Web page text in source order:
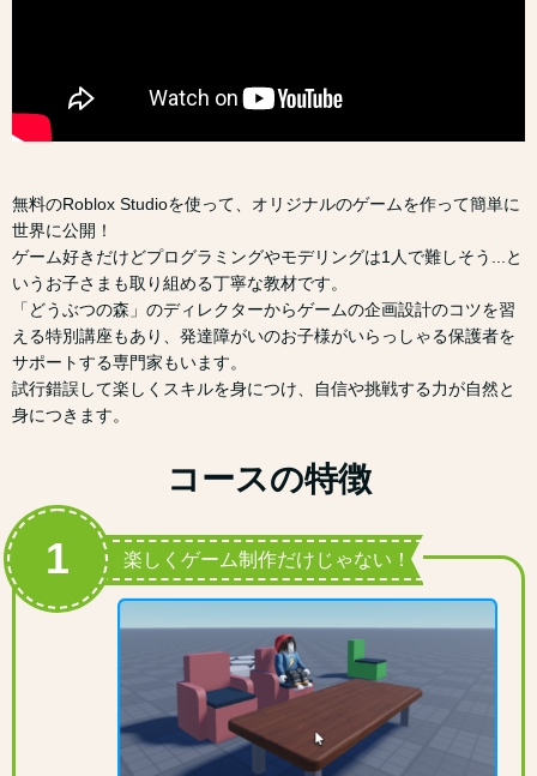
無料のRoblox Studioを使って、オリジナルのゲームを作って簡単に
世界に公開！
ゲーム好きだけどプログラミングやモデリングは1人で難しそう...と
いうお子さまも取り組める丁寧な教材です。
「どうぶつの森」のディレクターからゲームの企画設計のコツを習
える特別講座もあり、発達障がいのお子様がいらっしゃる保護者を
サポートする専門家もいます。
試行錯誤して楽しくスキルを身につけ、自信や挑戦する力が自然と
身につきます。
コースの特徴
楽しくゲーム制作だけじゃない！
1